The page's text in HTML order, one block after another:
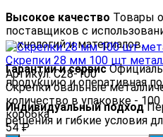
Высокое качество Товары
поставщиков с
технологий и материалов.
Гарантии и сервис
продукцию и оперативная
Индивидуальный подход
решения и гибкие условия
Скрепки 28 мм 100 шт
Артикул: С28-100
Скрепки овальные
количество в упаковке -
коробка
54₽